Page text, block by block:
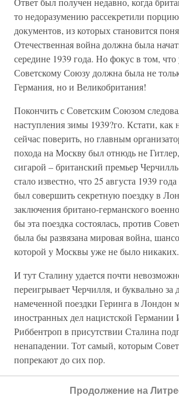
то недоразумению рассекретили
документов, из которых становится
Отечественная война должна была
середине 1939 года. Но фокус в том, что
Советскому Союзу должна была не
Германия, но и Великобритания!
Покончить с Советским Союзом
наступления зимы 1939?го. Кстати, как
сейчас поверить, но главным
похода на Москву был отнюдь не
сигарой – британский премьер
стало известно, что 25 августа 1939
был совершить секретную поездку в
заключения британо-германского
бы эта поездка состоялась, против
была бы развязана мировая война,
которой у Москвы уже не было никаких.
И тут Сталину удается почти
переигрывает Черчилля, и буквально за
намеченной поездки Геринга в Лондон
иностранных дел нацистской
Риббентроп в присутствии Сталина
ненападении. Тот самый, которым
попрекают до сих пор.
в Кремле до утра. Тогда в стенах
Продолжение на